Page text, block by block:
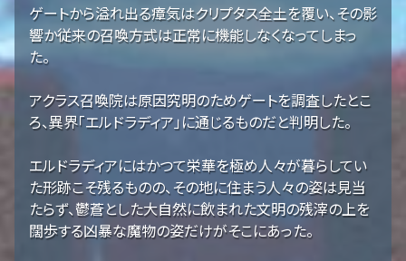
ゲートから溢れ出る瘴気はクリプタス全土を覆い、その影
響か従来の召喚方式は正常に機能しなくなってしまっ
た。
アクラス召喚院は原因究明のためゲートを調査したとこ
ろ、異界「エルドラディア」に通じるものだと判明した。
エルドラディアにはかつて栄華を極め人々が暮らしてい
た形跡こそ残るものの、その地に住まう人々の姿は見当
たらず、鬱蒼とした大自然に飲まれた文明の残滓の上を
闊歩する凶暴な魔物の姿だけがそこにあった。